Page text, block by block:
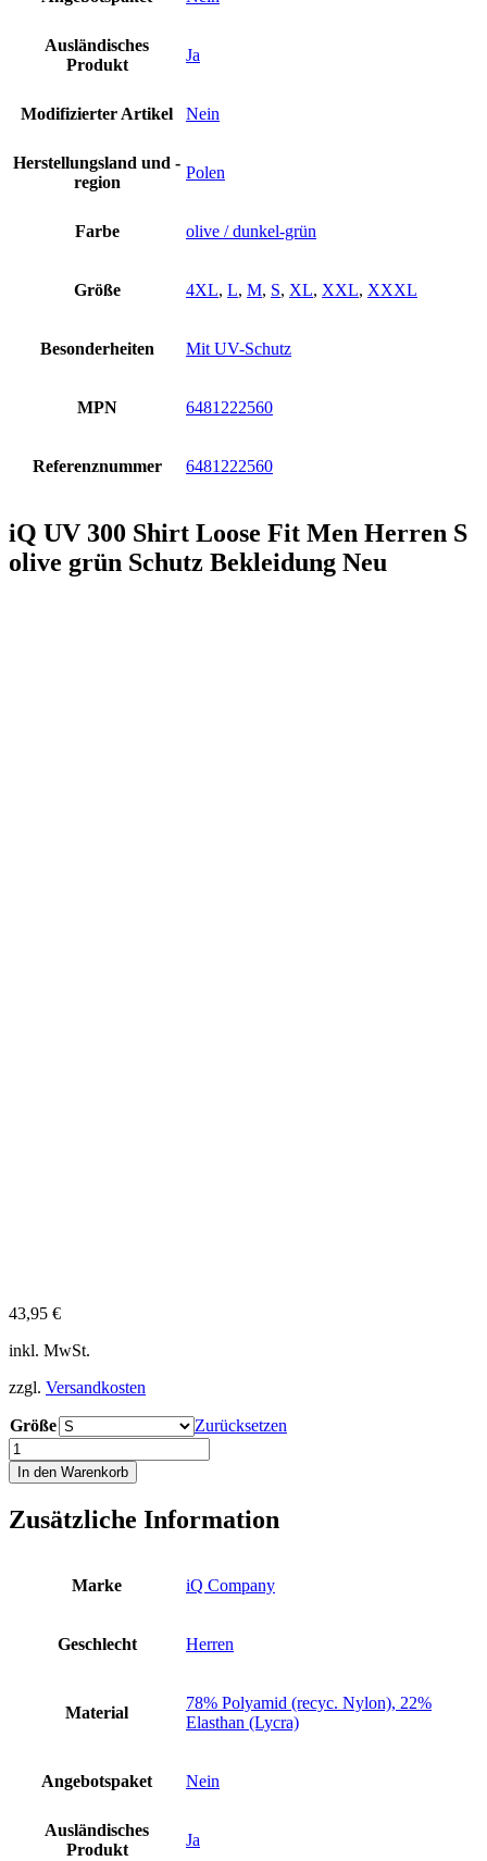
Ausländisches
Produkt
Ja
Modifizierter Artikel Nein
Herstellungsland und -
region
Polen
Farbe olive / dunkel-grün
Größe 4XL, L, M, S, XL, XXL, XXXL
Besonderheiten Mit UV-Schutz
MPN 6481222560
Referenznummer 6481222560
iQ UV 300 Shirt Loose Fit Men Herren S
olive grün Schutz Bekleidung Neu
43,95 €
inkl. MwSt.
zzgl. Versandkosten
Größe
Zurücksetzen
iQ
UV
300
Loose
In den Warenkorb
Zusätzliche Information
Marke iQ Company
Geschlecht Herren
Material
78% Polyamid (recyc. Nylon), 22%
Elasthan (Lycra)
Angebotspaket Nein
Ausländisches
Produkt
Ja